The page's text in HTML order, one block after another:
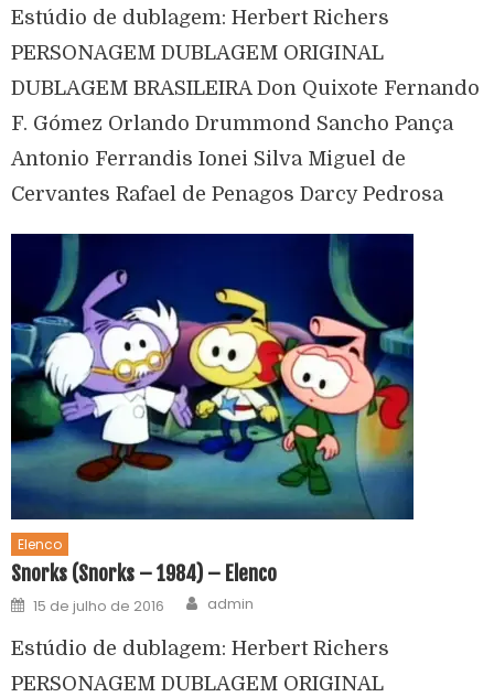
Estúdio de dublagem: Herbert Richers
PERSONAGEM DUBLAGEM ORIGINAL
DUBLAGEM BRASILEIRA Don Quixote Fernando
F. Gómez Orlando Drummond Sancho Pança
Antonio Ferrandis Ionei Silva Miguel de
Cervantes Rafael de Penagos Darcy Pedrosa
Elenco
Snorks (Snorks – 1984) – Elenco
15 de julho de 2016 admin
Estúdio de dublagem: Herbert Richers
PERSONAGEM DUBLAGEM ORIGINAL